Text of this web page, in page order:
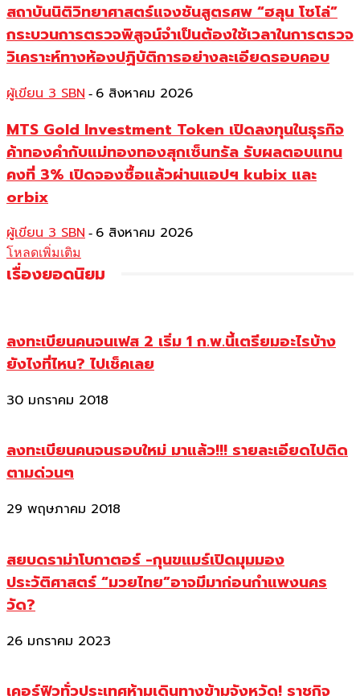
สถาบันนิติวิทยาศาสตร์แจงชันสูตรศพ “ฮลุน โซโล่”
กระบวนการตรวจพิสูจน์จำเป็นต้องใช้เวลาในการตรวจ
วิเคราะห์ทางห้องปฏิบัติการอย่างละเอียดรอบคอบ
ผู้เขียน 3 SBN - 6 สิงหาคม 2026
MTS Gold Investment Token เปิดลงทุนในธุรกิจ
ค้าทองคำกับแม่ทองทองสุกเซ็นทรัล รับผลตอบแทน
คงที่ 3% เปิดจองซื้อแล้วผ่านแอปฯ kubix และ
orbix
ผู้เขียน 3 SBN - 6 สิงหาคม 2026
โหลดเพิ่มเติม
เรื่องยอดนิยม
ลงทะเบียนคนจนเฟส 2 เริ่ม 1 ก.พ.นี้เตรียมอะไรบ้าง
ยังไงที่ไหน? ไปเช็คเลย
30 มกราคม 2018
ลงทะเบียนคนจนรอบใหม่ มาแล้ว!!! รายละเอียดไปติด
ตามด่วนๆ
29 พฤษภาคม 2018
สยบดราม่าโบกาตอร์ -กุนขแมร์เปิดมุมมอง
ประวัติศาสตร์ “มวยไทย”อาจมีมาก่อนกำแพงนคร
วัด?
26 มกราคม 2023
เคอร์ฟิวทั่วประเทศห้ามเดินทางข้ามจังหวัด! ราชกิจ